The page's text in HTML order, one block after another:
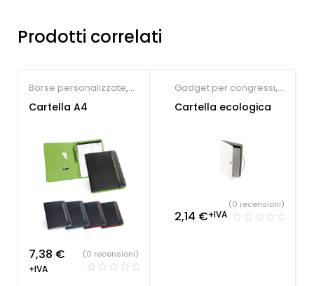
Prodotti correlati
Borse personalizzate,
Portablocchi
Cartella A4
7,38 €
+IVA
(0 recensioni)
Gadget per congressi,
Portablocchi
Cartella ecologica
2,14 €+IVA
(0 recensioni)